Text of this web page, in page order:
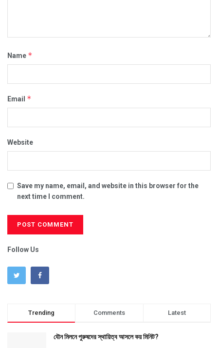
Name *
Email *
Website
Save my name, email, and website in this browser for the
next time I comment.
Follow Us
Trending Comments Latest
যৌন মিলনে পুরুষদের স্থায়িত্ব আসলে কয় মিনিট?